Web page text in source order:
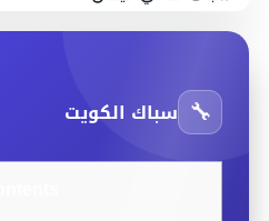
🔧 سباك الكويت